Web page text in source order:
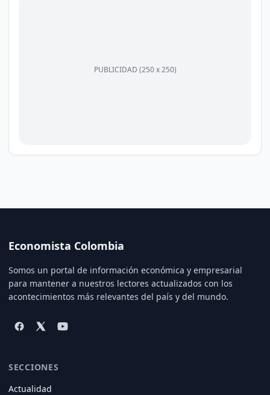
PUBLICIDAD (250 x 250)
Economista Colombia
Somos un portal de información económica y empresarial
para mantener a nuestros lectores actualizados con los
acontecimientos más relevantes del país y del mundo.
SECCIONES
Actualidad